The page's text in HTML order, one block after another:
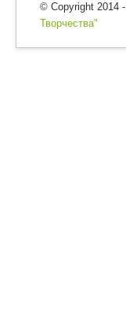
© Copyright 2014 -
Творчества"